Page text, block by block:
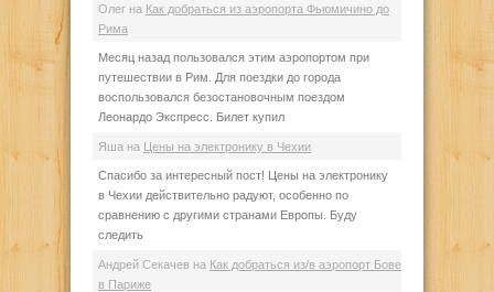
Олег на Как добраться из аэропорта Фьюмичино до
Рима
Месяц назад пользовался этим аэропортом при
путешествии в Рим. Для поездки до города
воспользовался безостановочным поездом
Леонардо Экспресс. Билет купил
Яша на Цены на электронику в Чехии
Спасибо за интересный пост! Цены на электронику
в Чехии действительно радуют, особенно по
сравнению с другими странами Европы. Буду
следить
Андрей Секачев на Как добраться из/в аэропорт Бове
в Париже